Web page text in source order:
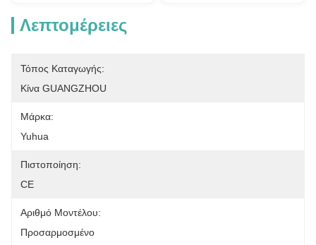
Λεπτομέρειες
Τόπος Καταγωγής:
Κίνα GUANGZHOU
Μάρκα:
Yuhua
Πιστοποίηση:
CE
Αριθμό Μοντέλου:
Προσαρμοσμένο